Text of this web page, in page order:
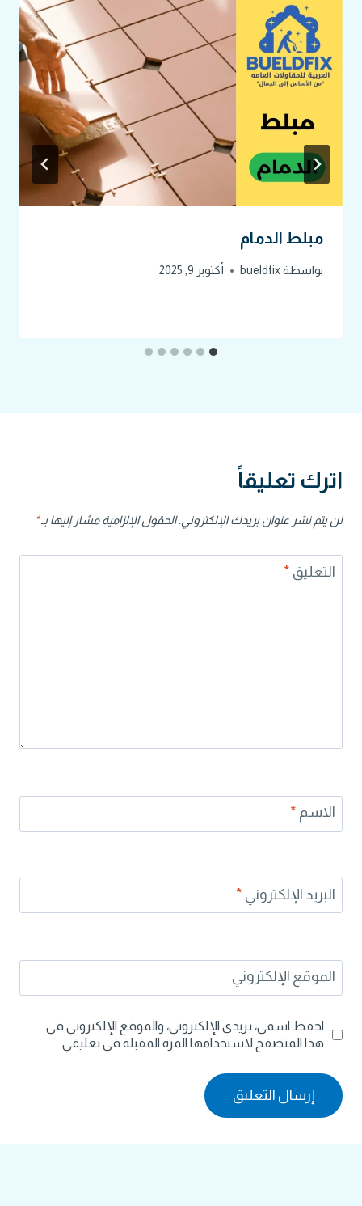
مبلط الدمام
بواسطةbueldfix أكتوبر 9, 2025
اترك تعليقاً
لن يتم نشر عنوان بريدك الإلكتروني. الحقول الإلزامية مشار إليها بـ*
التعليق *
الاسم *
البريد الإلكتروني *
الموقع الإلكتروني
احفظ اسمي، بريدي الإلكتروني، والموقع الإلكتروني في
هذا المتصفح لاستخدامها المرة المقبلة في تعليقي.